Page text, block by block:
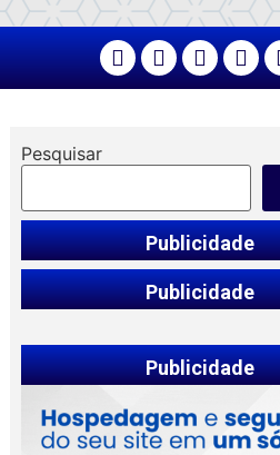
Pesquisar
Publicidade
Publicidade
Publicidade